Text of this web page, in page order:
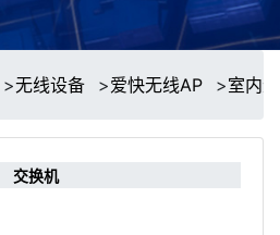
>无线设备 >爱快无线AP >室内
交换机